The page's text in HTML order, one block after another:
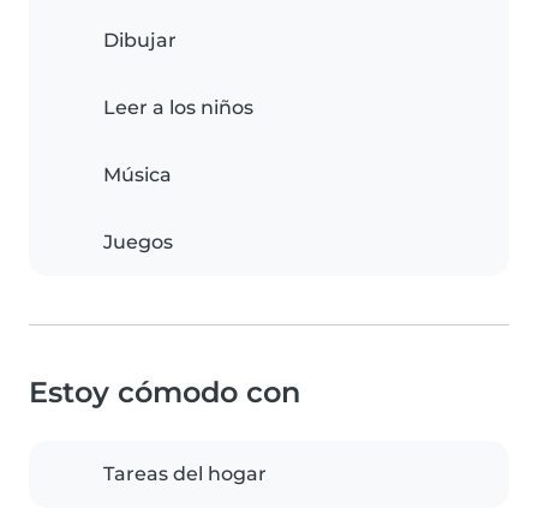
Dibujar
Leer a los niños
Música
Juegos
Estoy cómodo con
Tareas del hogar